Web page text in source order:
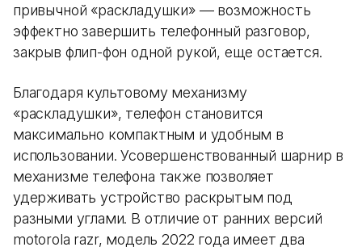
привычной «раскладушки» — возможность
эффектно завершить телефонный разговор,
закрыв флип-фон одной рукой, еще остается.
Благодаря культовому механизму
«раскладушки», телефон становится
максимально компактным и удобным в
использовании. Усовершенствованный шарнир в
механизме телефона также позволяет
удерживать устройство раскрытым под
разными углами. В отличие от ранних версий
motorola razr, модель 2022 года имеет два